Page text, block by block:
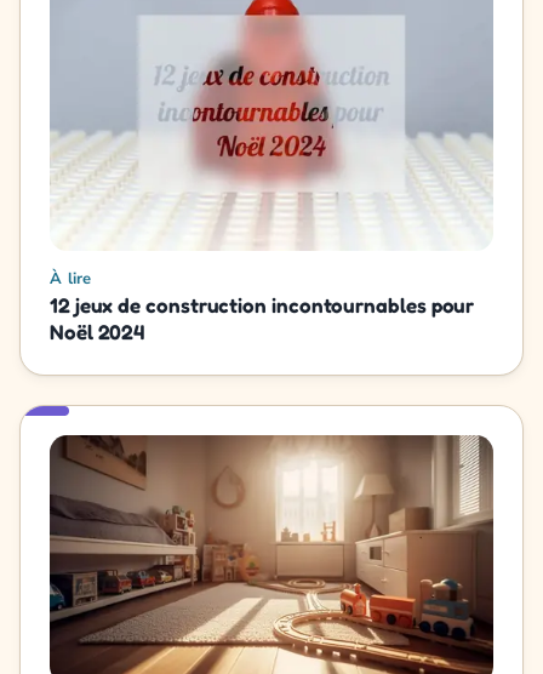
À lire
12 jeux de construction incontournables pour
Noël 2024